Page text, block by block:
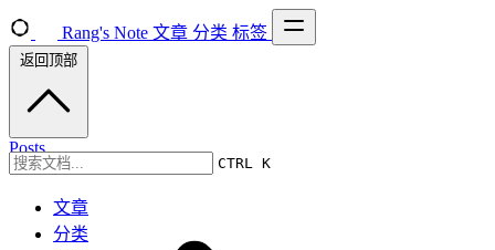
Rang's Note 文章 分类 标签
CTRL K
文章
分类
返回顶部
Posts